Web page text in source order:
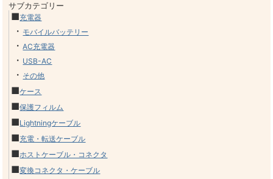
サブカテゴリー
■充電器
・ モバイルバッテリー
・AC充電器
・ USB-AC
・ その他
■ケース
■保護フィルム
■Lightningケーブル
■充電・転送ケーブル
■ホストケーブル・コネクタ
■変換コネクタ・ケーブル